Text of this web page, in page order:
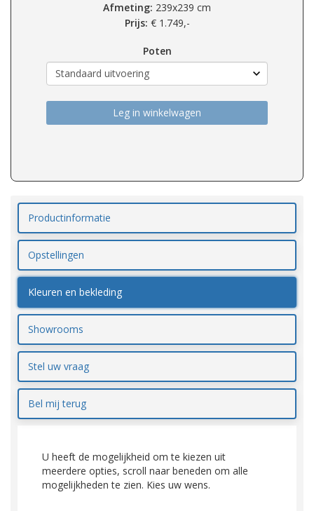
Afmeting: 239x239 cm
Prijs: € 1.749,-
Poten
Leg in winkelwagen
Productinformatie
Opstellingen
Kleuren en bekleding
Showrooms
Stel uw vraag
Bel mij terug
U heeft de mogelijkheid om te kiezen uit
meerdere opties, scroll naar beneden om alle
mogelijkheden te zien. Kies uw wens.